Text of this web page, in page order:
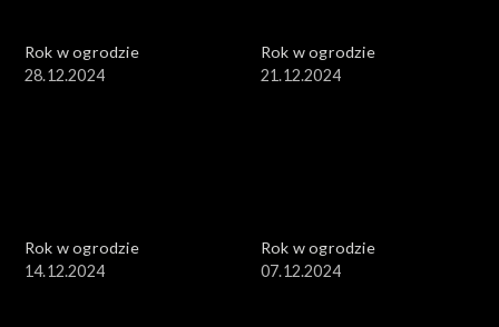
Rok w ogrodzie
28.12.2024
Rok w ogrodzie
21.12.2024
Rok w ogrodzie
14.12.2024
Rok w ogrodzie
07.12.2024